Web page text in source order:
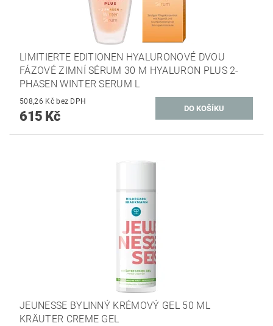
LIMITIERTE EDITIONEN HYALURONOVÉ DVOU
FÁZOVÉ ZIMNÍ SÉRUM 30 M HYALURON PLUS 2-
PHASEN WINTER SERUM L
508,26 Kč bez DPH
615 Kč
JEUNESSE BYLINNÝ KRÉMOVÝ GEL 50 ML
KRÄUTER CREME GEL